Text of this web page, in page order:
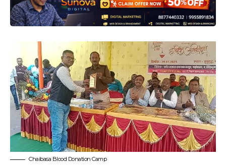
Chaibasa Blood Donation Camp